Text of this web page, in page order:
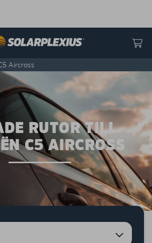
Aircross
RUTOR TILL
C5 AIRCROSS